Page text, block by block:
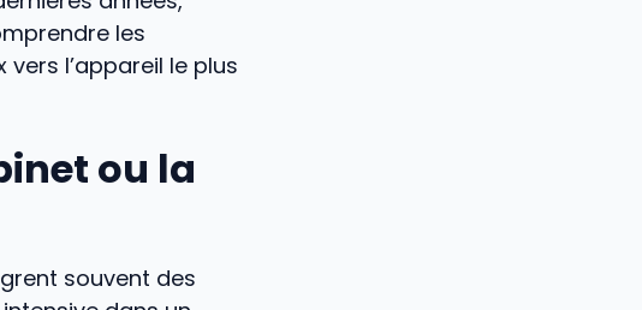
les
l’appareil le plus
ou la
souvent des